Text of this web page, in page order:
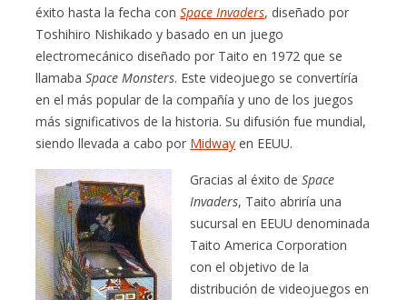
éxito hasta la fecha conSpace Invaders, diseñado por
Toshihiro Nishikado y basado en un juego
electromecánico diseñado por Taito en 1972 que se
llamabaSpace Monsters. Este videojuego se convertíría
en el más popular de la compañía y uno de los juegos
más significativos de la historia. Su difusión fue mundial,
siendo llevada a cabo por Midway en EEUU.
Gracias al éxito deSpace
Invaders, Taito abriría una
sucursal en EEUU denominada
Taito America Corporation
con el objetivo de la
distribución de videojuegos en